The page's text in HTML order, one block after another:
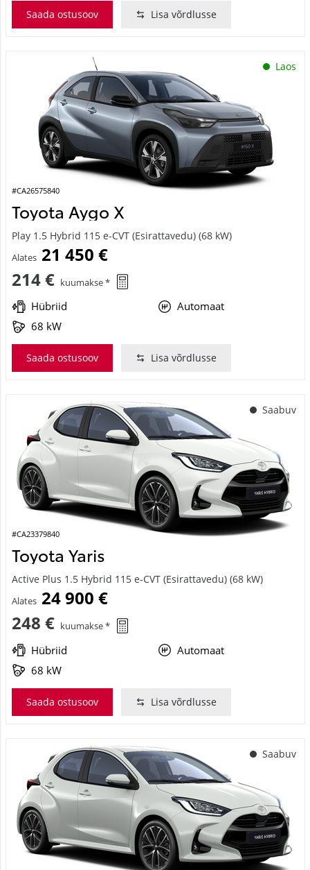
Saada ostusoov Lisa võrdlusse
Laos
#CA26575840
Toyota Aygo X
Play 1.5 Hybrid 115 e-CVT (Esirattavedu) (68 kW)
Alates 21 450 €
214 € kuumakse *
Hübriid
Automaat
68 kW
Saada ostusoov Lisa võrdlusse
Saabuv
#CA23379840
Toyota Yaris
Active Plus 1.5 Hybrid 115 e-CVT (Esirattavedu) (68 kW)
Alates 24 900 €
248 € kuumakse *
Hübriid
Automaat
68 kW
Saada ostusoov Lisa võrdlusse
Saabuv